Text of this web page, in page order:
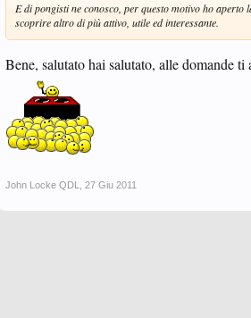
E di pongisti ne conosco, per questo motivo ho
scoprire altro di più attivo, utile ed interessante.
Bene, salutato hai salutato, alle domande
John Locke QDL 27 Giu 2011